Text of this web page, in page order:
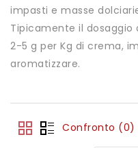
impasti e masse
Tipicamente il dosaggio
2-5 g per Kg di crema,
aromatizzare.
Confronto (0)